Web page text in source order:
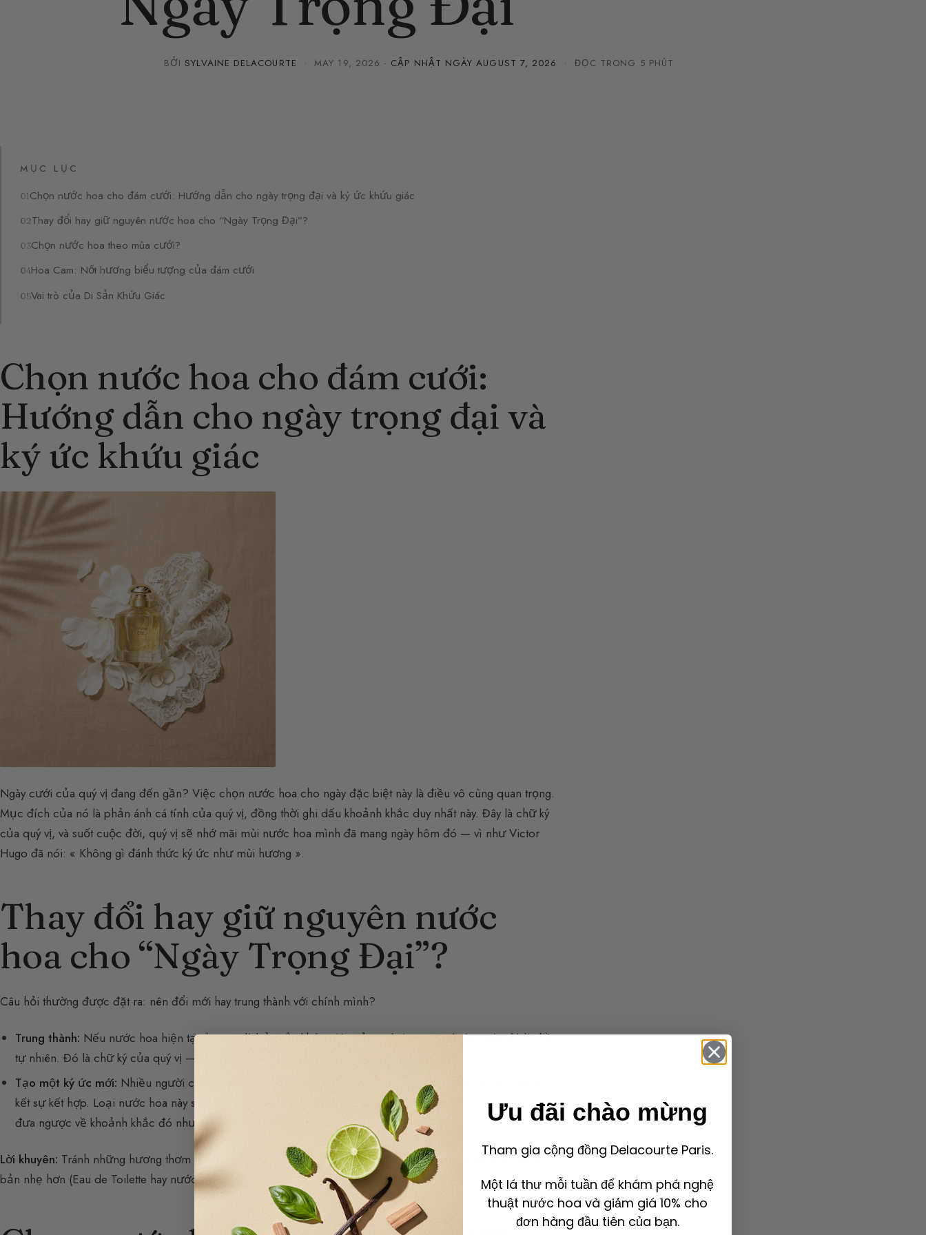
BỞI SYLVAINE DELACOURTE ·MAY 19, 2026 · CẬP NHẬT NGÀYAUGUST 7, 2026 · ĐỌC TRONG 5 PHÚT
MỤC LỤC
Chọn nước hoa cho đám cưới: Hướng dẫn cho ngày trọng đại và ký ức khứu giác
Thay đổi hay giữ nguyên nước hoa cho “Ngày Trọng Đại”?
Chọn nước hoa theo mùa cưới?
Hoa Cam: Nốt hương biểu tượng của đám cưới
Vai trò của Di Sản Khứu Giác
Chọn nước hoa cho đám cưới:
Hướng dẫn cho ngày trọng đại và
ký ức khứu giác
Ngày cưới của quý vị đang đến gần? Việc chọn nước hoa cho ngày đặc biệt này là điều vô cùng quan trọng.
Mục đích của nó là phản ánh cá tính của quý vị, đồng thời ghi dấu khoảnh khắc duy nhất này. Đây là chữ ký
của quý vị, và suốt cuộc đời, quý vị sẽ nhớ mãi mùi nước hoa mình đã mang ngày hôm đó — vì như Victor
Hugo đã nói: « Không gì đánh thức ký ức như mùi hương ».
Thay đổi hay giữ nguyên nước
hoa cho “Ngày Trọng Đại”?
Câu hỏi thường được đặt ra: nên đổi mới hay trung thành với chính mình?
Trung thành: Nếu nước hoa hiện tại thực sự là bản sắc khứu giác của quý vị, mang nó vào ngày đó là điều
tự nhiên. Đó là chữ ký của quý vị — điều mà người bạn đời yêu thích ở quý vị.
Tạo một ký ức mới: Nhiều người chọn tìm “nước hoa đánh dấu sự khởi đầu của cuộc sống mới”, để gắn
kết sự kết hợp. Loại nước hoa này sẽ trở thành biểu tượng hạnh phúc và mỗi lần ngửi thấy, quý vị sẽ được
đưa ngược về khoảnh khắc đó như bánh madeleine của Proust.
Lời khuyên: Tránh những hương thơm quá nồng và xâm lấn. Nếu cưới vào mùa hè, quý vị có thể chọn phiên
bản nhẹ hơn (Eau de Toilette hay nước xịt thơm).
Ưu đãi chào mừng
Tham gia cộng đồng Delacourte Paris.
Một lá thư mỗi tuần để khám phá nghệ
thuật nước hoa và giảm giá 10% cho
đơn hàng đầu tiên của bạn.